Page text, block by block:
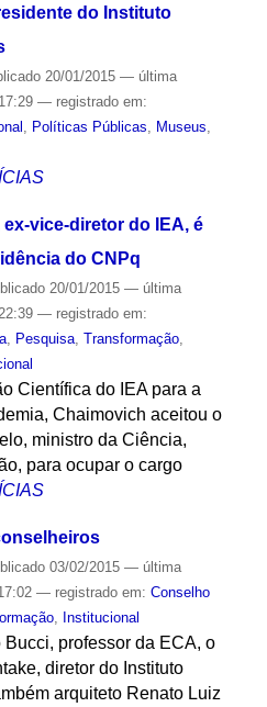
do Instituto
20/01/2015 — última
— registrado em:
, Políticas Públicas, Museus,
vice-diretor do IEA, é
do CNPq
20/01/2015 — última
— registrado em:
, Pesquisa, Transformação,
Científica do IEA para a
Chaimovich aceitou o
ministro da Ciência,
para ocupar o cargo
03/02/2015 — última
— registrado em: Conselho
, Institucional
professor da ECA, o
diretor do Instituto
arquiteto Renato Luiz